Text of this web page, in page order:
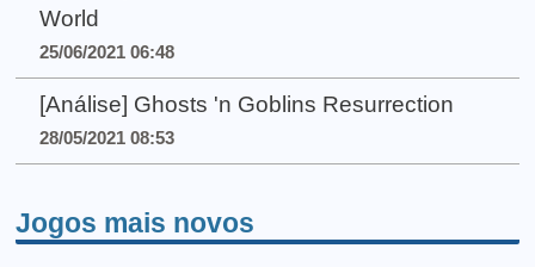
World
25/06/2021 06:48
[Análise] Ghosts 'n Goblins Resurrection
28/05/2021 08:53
Jogos mais novos